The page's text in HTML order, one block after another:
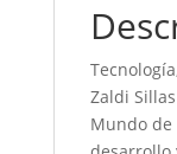
Zaldi
Mundo